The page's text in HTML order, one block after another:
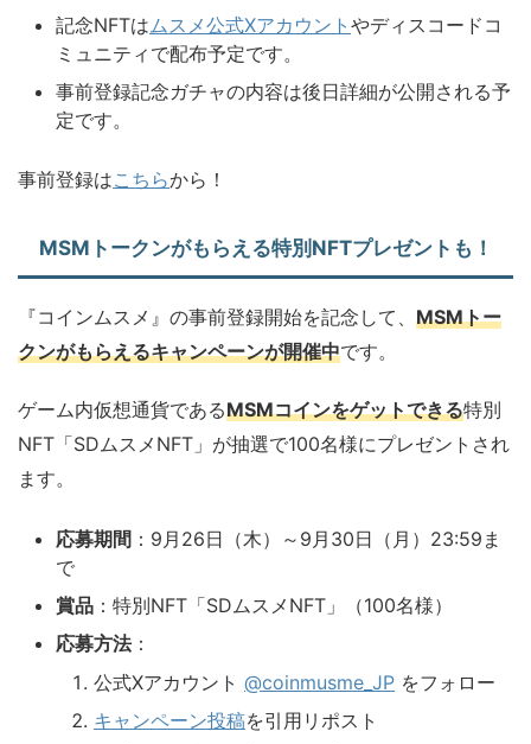
記念NFTは ムスメ公式Xアカウント やディスコードコ
ミュニティで配布予定です。
事前登録記念ガチャの内容は後日詳細が公開される予
定です。
事前登録はこちらから！
MSMトークンがもらえる特別NFTプレゼントも！
『コインムスメ』の事前登録開始を記念して、 MSMトー
クンがもらえるキャンペーンが開催中です。
ゲーム内仮想通貨であるMSMコインをゲットできる特別
NFT「SDムスメNFT」が抽選で100名様にプレゼントされ
ます。
応募期間 ：9月26日（木）～9月30日（月）23:59ま
で
賞品 ：特別NFT「SDムスメNFT」（100名様）
応募方法：
公式Xアカウント @coinmusme_JP をフォロー
キャンペーン投稿を引用リポスト